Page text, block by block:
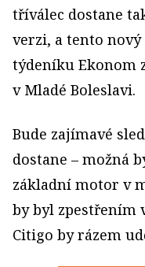
tříválec dostane
verzi, a tento
týdeníku Ekonom
v Mladé Boleslavi.
Bude zajímavé
dostane – možná
základní motor v
by byl zpestřením
Citigo by rázem